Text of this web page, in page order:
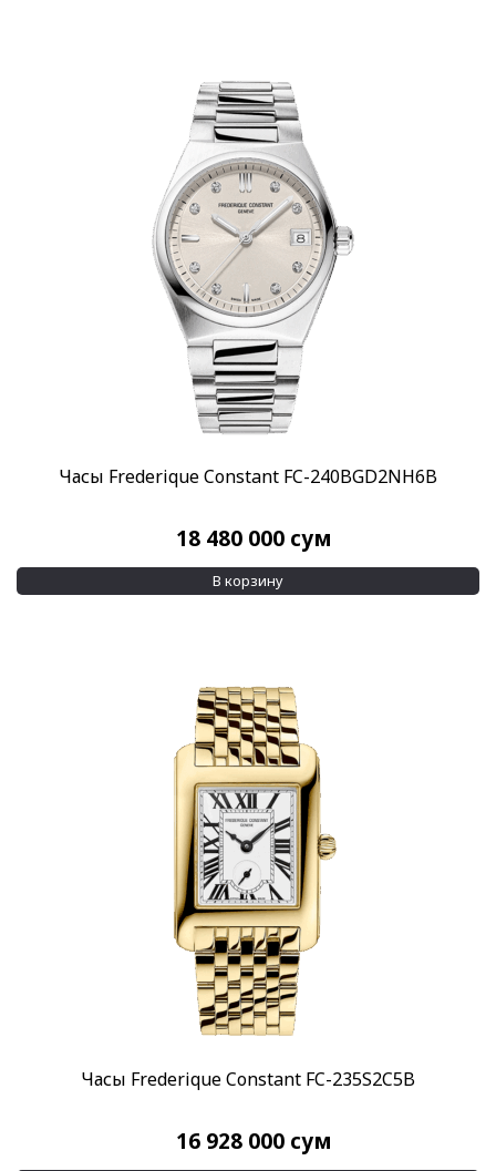
Часы Frederique Constant FC-240BGD2NH6B
18 480 000 сум
В корзину
Часы Frederique Constant FC-235S2C5B
16 928 000 сум